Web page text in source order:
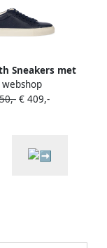
Sneakers met
vlak Blauw
webshop
€ 409,-